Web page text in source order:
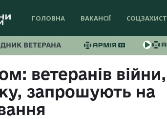
ГОЛОВНА ВАКАНСІЇ СОЦЗАХИСТ
ВЕТЕРАНА
ветеранів війни,
запрошують на